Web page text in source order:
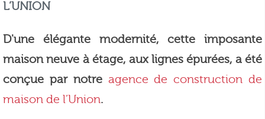
L’UNION
D'une élégante modernité, cette imposante
maison neuve à étage, aux lignes épurées, a été
conçue par notre agence de construction de
maison de l’Union.